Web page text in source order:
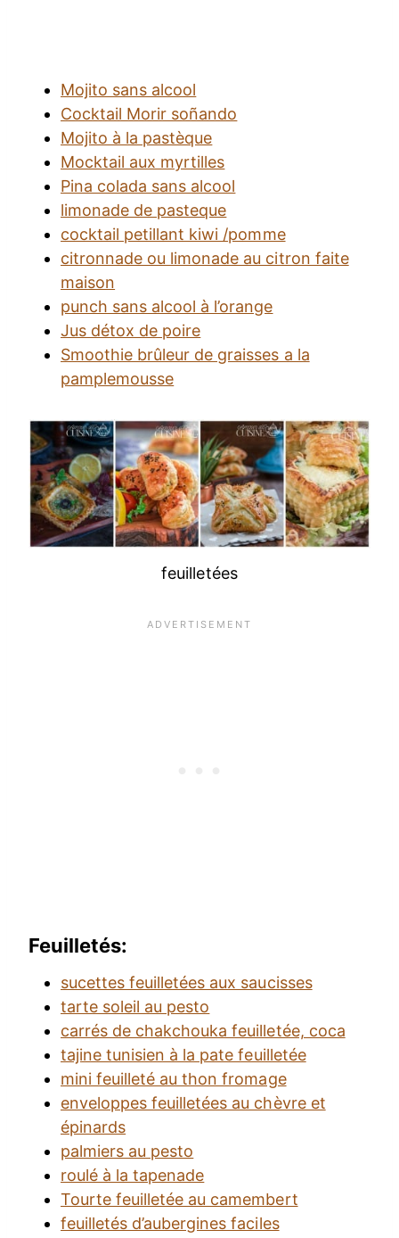
Mojito sans alcool
Cocktail Morir soñando
Mojito à la pastèque
Mocktail aux myrtilles
Pina colada sans alcool
limonade de pasteque
cocktail petillant kiwi /pomme
citronnade ou limonade au citron faite
maison
punch sans alcool à l’orange
Jus détox de poire
Smoothie brûleur de graisses a la
pamplemousse
feuilletées
Feuilletés:
sucettes feuilletées aux saucisses
tarte soleil au pesto
carrés de chakchouka feuilletée, coca
tajine tunisien à la pate feuilletée
mini feuilleté au thon fromage
enveloppes feuilletées au chèvre et
épinards
palmiers au pesto
roulé à la tapenade
Tourte feuilletée au camembert
feuilletés d’aubergines faciles